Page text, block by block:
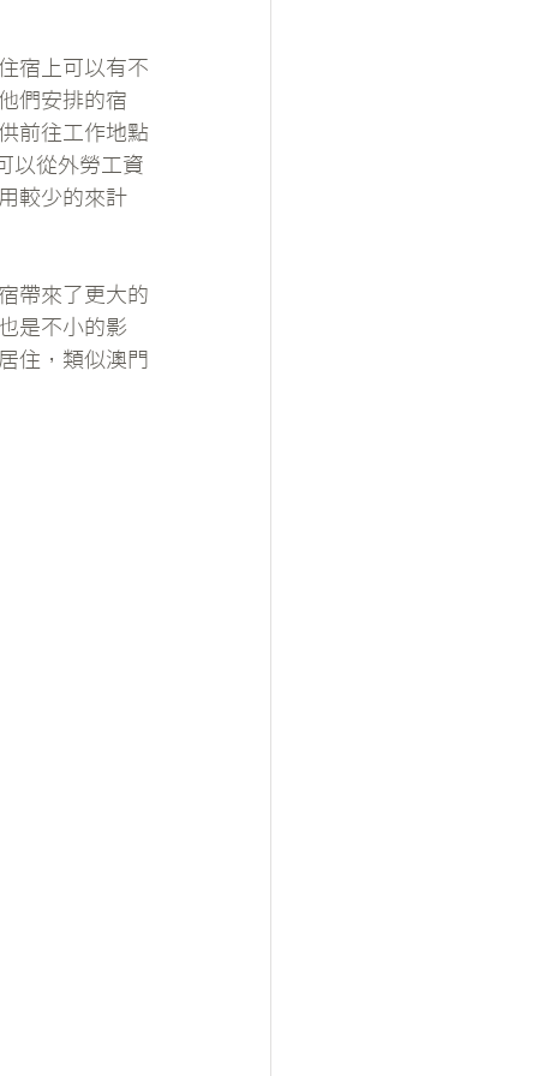
宿上可以有不
們安排的宿
前往工作地點
以從外勞工資
較少的來計
帶來了更大的
是不小的影
住，類似澳門